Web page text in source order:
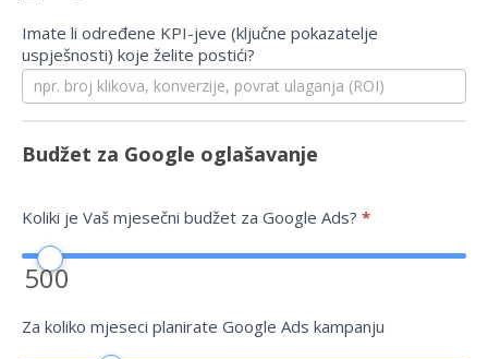
Imate li određene KPI-jeve (ključne pokazatelje
uspješnosti) koje želite postići?
Budžet za Google oglašavanje
Koliki je Vaš mjesečni budžet za Google Ads? *
500
Za koliko mjeseci planirate Google Ads kampanju